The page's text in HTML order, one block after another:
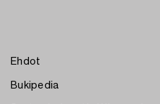
Ehdot
Bukipedia